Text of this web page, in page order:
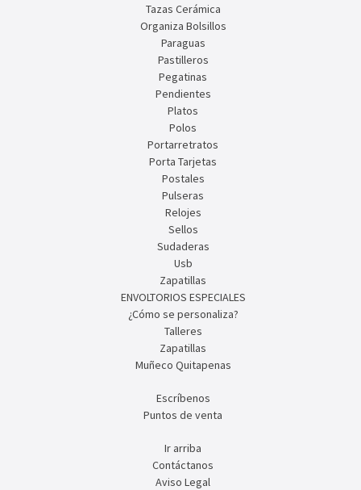
Tazas Cerámica
Organiza Bolsillos
Paraguas
Pastilleros
Pegatinas
Pendientes
Platos
Polos
Portarretratos
Porta Tarjetas
Postales
Pulseras
Relojes
Sellos
Sudaderas
Usb
Zapatillas
ENVOLTORIOS ESPECIALES
¿Cómo se personaliza?
Talleres
Zapatillas
Muñeco Quitapenas
Escríbenos
Puntos de venta
Ir arriba
Contáctanos
Aviso Legal